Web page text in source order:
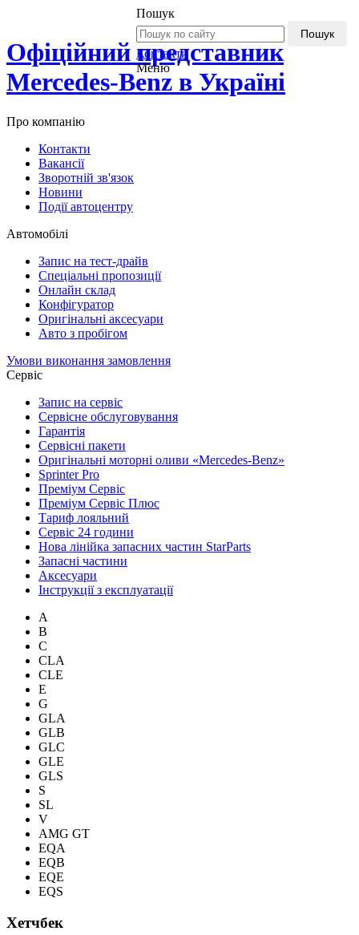
Офіційний представник
Mercedes-Benz в Україні
Пошук
Пошук
Контакти
Меню
Про компанію
Контакти
Вакансії
Зворотній зв'язок
Новини
Події автоцентру
Автомобілі
Запис на тест-драйв
Спеціальні пропозиції
Онлайн склад
Конфігуратор
Оригінальні аксесуари
Авто з пробігом
Умови виконання замовлення
Сервіс
Запис на сервіс
Сервісне обслуговування
Гарантія
Сервісні пакети
Оригінальні моторні оливи «Mercedes-Benz»
Sprinter Pro
Преміум Сервіс
Преміум Сервіс Плюс
Тариф лояльний
Сервіс 24 години
Нова лінійка запасних частин StarParts
Запасні частини
Аксесуари
Інструкції з експлуатації
A
B
C
CLA
CLE
E
G
GLA
GLB
GLC
GLE
GLS
S
SL
V
AMG GT
EQA
EQB
EQE
EQS
Хетчбек